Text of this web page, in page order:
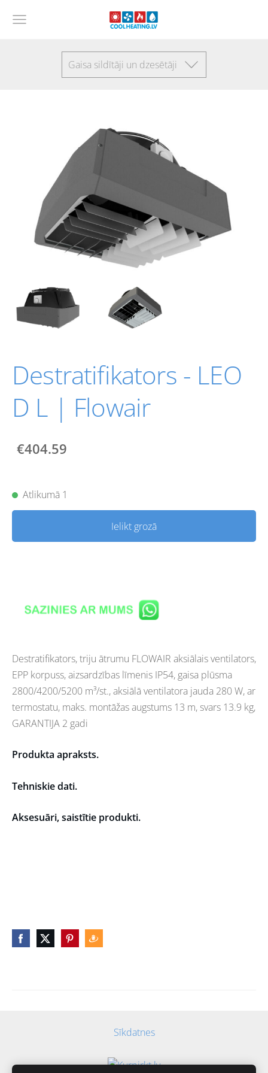
Gaisa sildītāji un dzesētāji
Destratifikators - LEO
D L | Flowair
€404.59
Atlikumā 1
Ielikt grozā
Destratifikators, triju ātrumu FLOWAIR aksiālais ventilators,
EPP korpuss, aizsardzības līmenis IP54, gaisa plūsma
2800/4200/5200 m³/st., aksiālā ventilatora jauda 280 W, ar
termostatu, maks. montāžas augstums 13 m, svars 13.9 kg,
GARANTIJA 2 gadi
Produkta apraksts.
Tehniskie dati.
Aksesuāri, saistītie produkti.
Sīkdatnes